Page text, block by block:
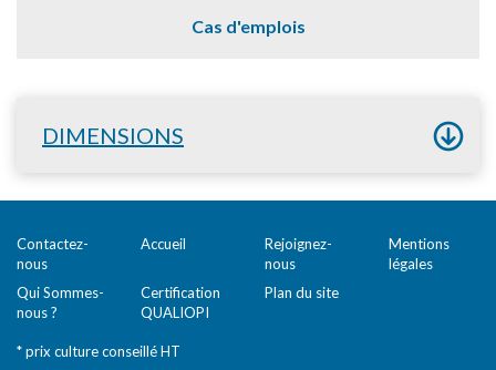
Cas d'emplois
DIMENSIONS
Contactez-
nous
Accueil
Rejoignez-
nous
Mentions
légales
Qui Sommes-
nous ?
Certification
QUALIOPI
Plan du site
* prix culture conseillé HT